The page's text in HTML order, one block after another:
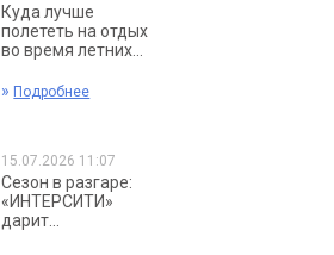
Куда лучше
полететь на отдых
во время летних...
» Подробнее
15.07.2026 11:07
Сезон в разгаре:
«ИНТЕРСИТИ»
дарит...